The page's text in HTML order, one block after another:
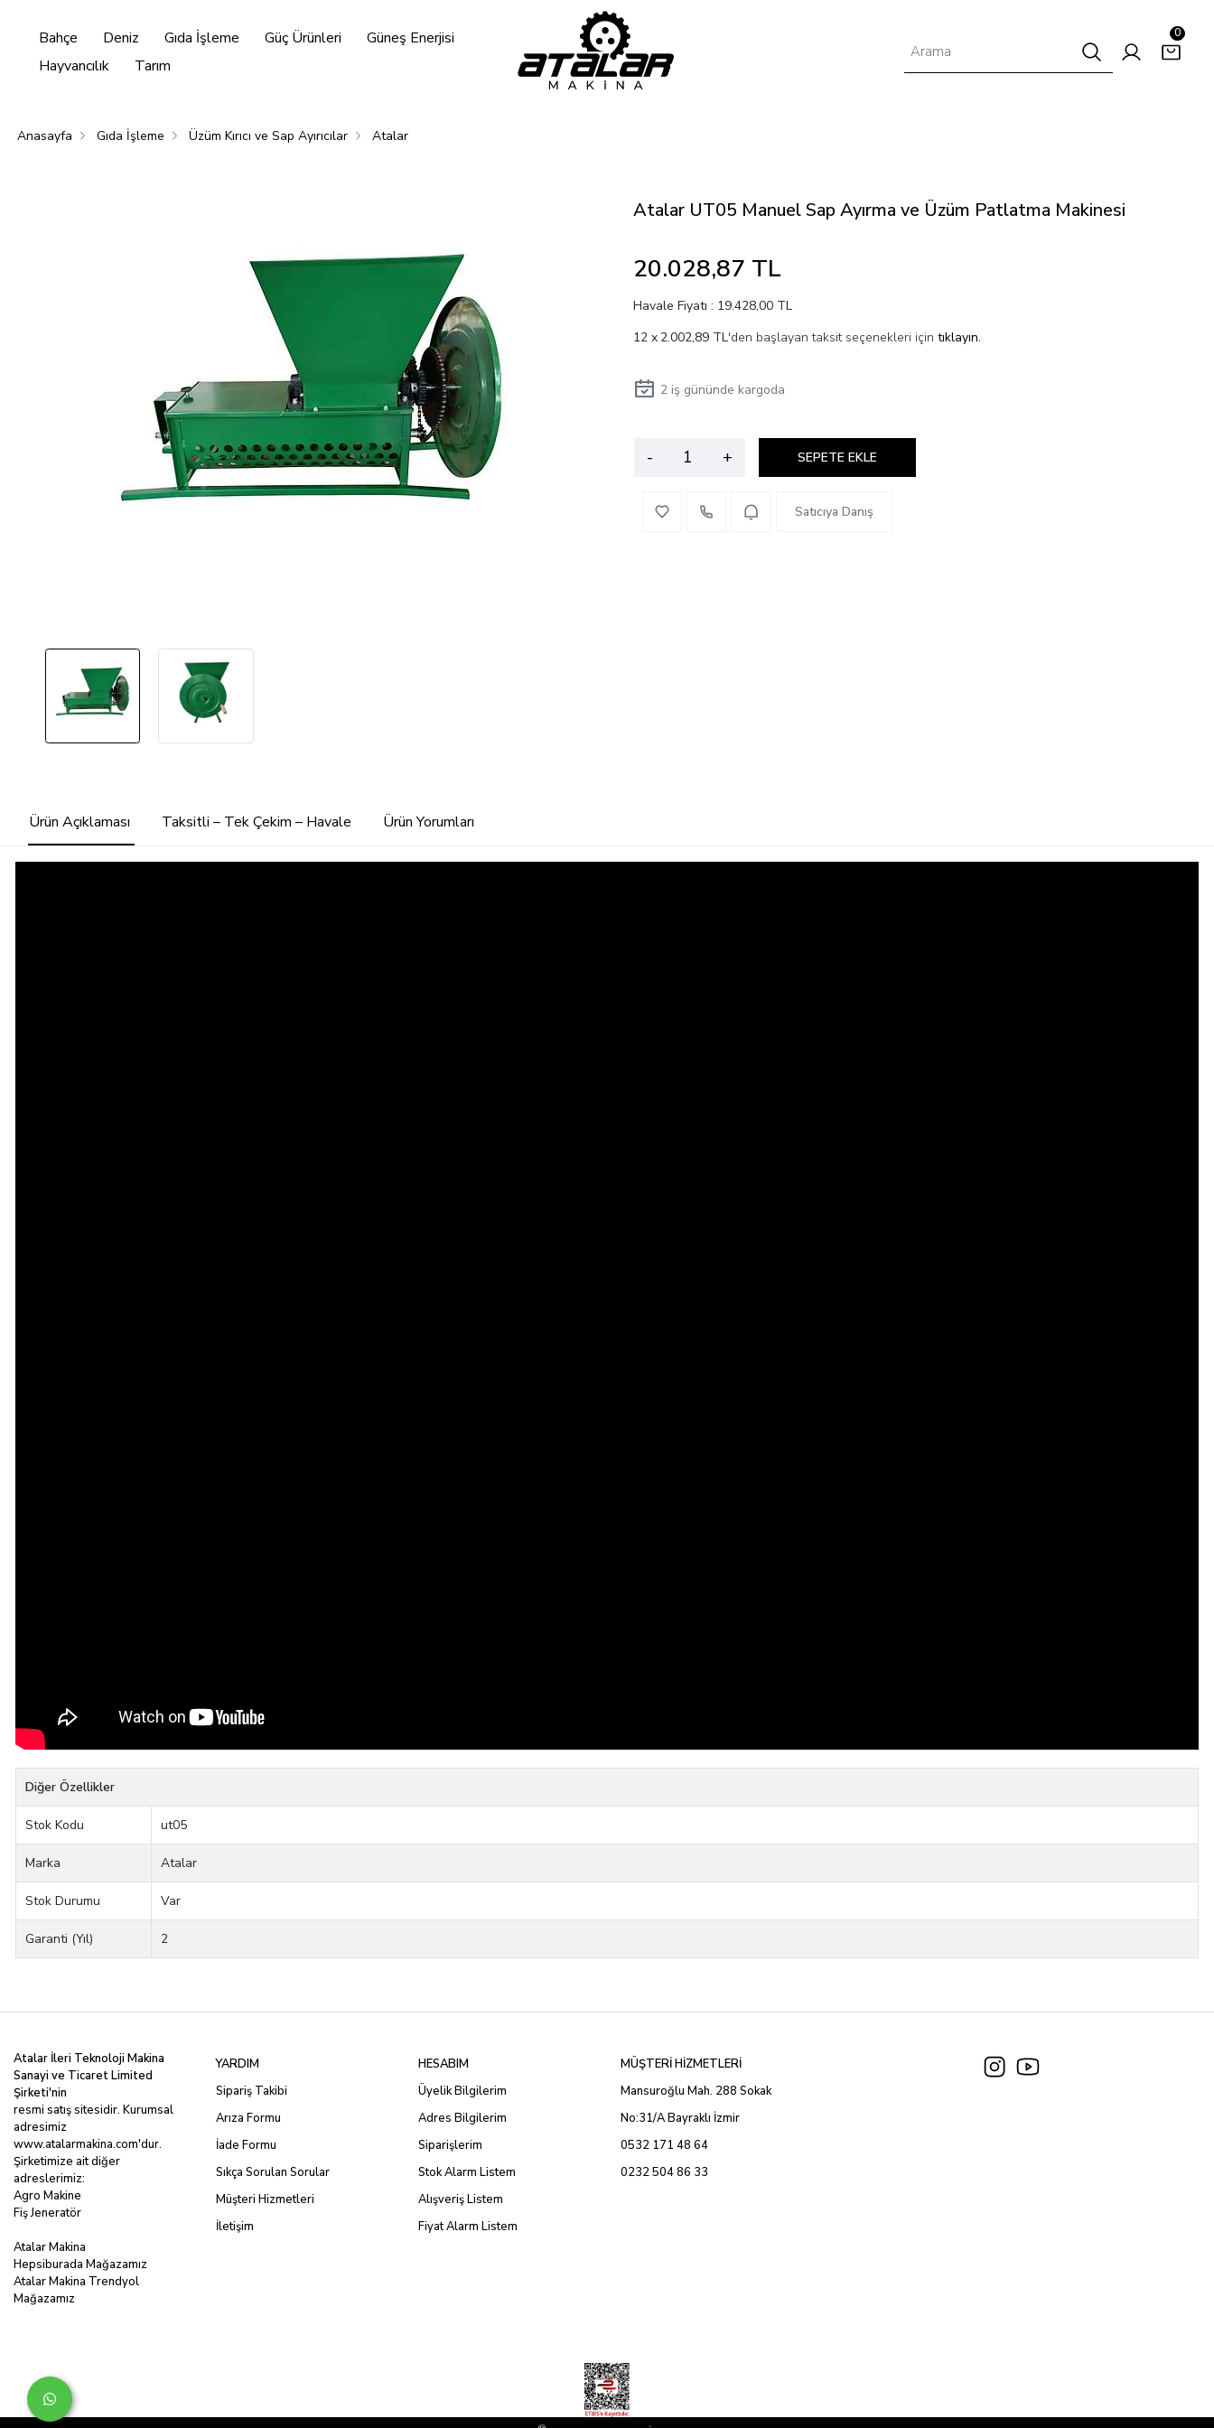
Bahçe Deniz Gıda İşleme Güç Ürünleri
Güneş Enerjisi
Hayvancılık
Tarım
0
Anasayfa Gıda İşleme Üzüm Kırıcı ve Sap Ayırıcılar Atalar
Atalar UT05 Manuel Sap Ayırma ve Üzüm Patlatma Makinesi
20.028,87 TL
Havale Fiyatı : 19.428,00 TL
2.002,89 TL'den başlayan taksit seçenekleri için tıklayın.
2iş gününde kargoda
- + SEPETE EKLE
Satıcıya Danış
Ürün Açıklaması Taksitli – Tek Çekim – Havale Ürün Yorumları
Diğer Özellikler
Stok Kodu ut05
Marka Atalar
Stok Durumu Var
Garanti (Yıl) 2
Atalar İleri Teknoloji Makina
Sanayi ve Ticaret Limited
Şirketi'nin
resmi satış sitesidir. Kurumsal
adresimiz
www.atalarmakina.com'dur.
Şirketimize ait diğer
adreslerimiz:
Agro Makine
Fiş Jeneratör
Atalar Makina
Hepsiburada Mağazamız
Atalar Makina Trendyol
Mağazamız
YARDIM
Sipariş Takibi
Arıza Formu
İade Formu
Sıkça Sorulan Sorular
Müşteri Hizmetleri
İletişim
HESABIM
Üyelik Bilgilerim
Adres Bilgilerim
Siparişlerim
Stok Alarm Listem
Alışveriş Listem
Fiyat Alarm Listem
MÜŞTERİ HİZMETLERİ
Mansuroğlu Mah. 288 Sokak
No:31/A Bayraklı İzmir
0532 171 48 64
0232 504 86 33